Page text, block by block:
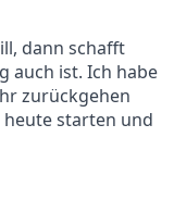
dann schafft
auch ist. Ich habe
zurückgehen
starten und